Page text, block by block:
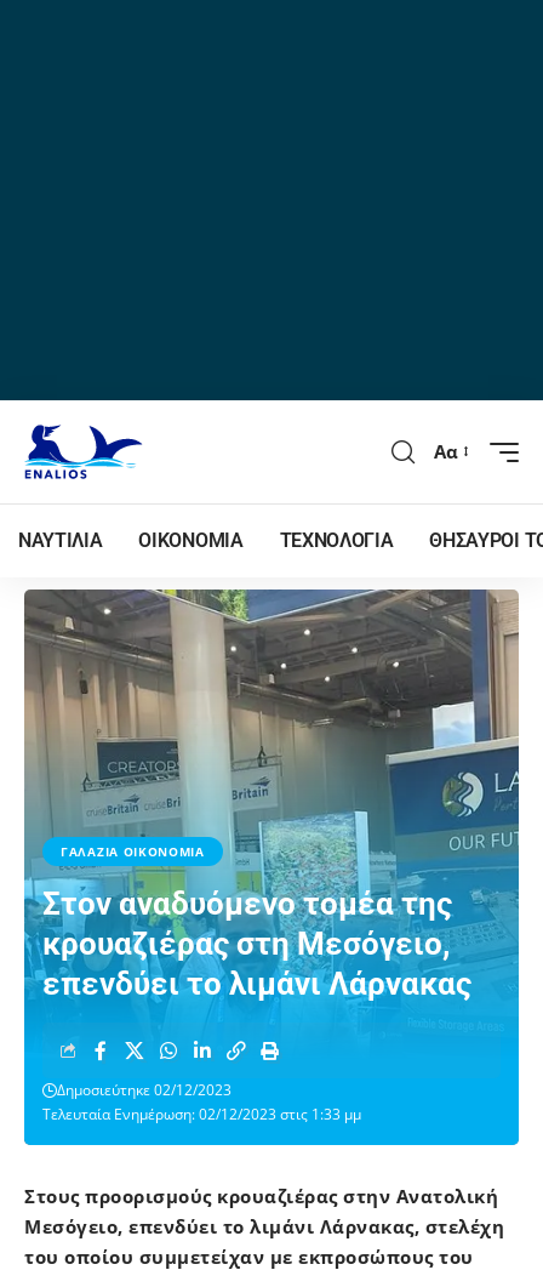
Αα
ΝΑΥΤΙΛΙΑ ΟΙΚΟΝΟΜΙΑ ΤΕΧΝΟΛΟΓΙΑ ΘΗΣΑΥΡΟΙ
ΓΑΛΑΖΙΑ ΟΙΚΟΝΟΜΙΑ
Στoν αναδυόμενο τομέα της
κρουαζιέρας στη Μεσόγειο,
επενδύει το λιμάνι Λάρνακας
Τελευταία Ενημέρωση: 02/12/2023 στις 1:33 μμ
Δημοσιεύτηκε 02/12/2023
Στους προορισμούς κρουαζιέρας στην Ανατολική
Μεσόγειο, επενδύει το λιμάνι Λάρνακας, στελέχη
του οποίου συμμετείχαν με εκπροσώπους του